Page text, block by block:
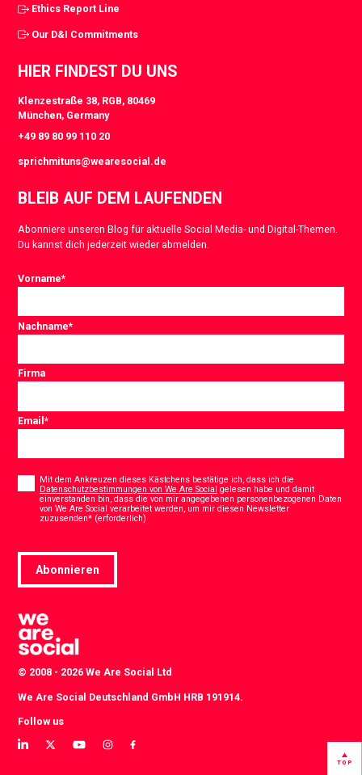
Ethics Report Line
Our D&I Commitments
HIER FINDEST DU UNS
Klenzestraße 38, RGB, 80469
München, Germany
+49 89 80 99 110 20
sprichmituns@wearesocial.de
BLEIB AUF DEM LAUFENDEN
Abonniere unseren Blog für aktuelle Social Media- und Digital-Themen.
Du kannst dich jederzeit wieder abmelden.
Vorname*
Nachname*
Firma
Email*
Mit dem Ankreuzen dieses Kästchens bestätige ich, dass ich die
Datenschutzbestimmungen von We Are Social gelesen habe und damit
einverstanden bin, dass die von mir angegebenen personenbezogenen Daten
von We Are Social verarbeitet werden, um mir diesen Newsletter
zuzusenden* (erforderlich)
Abonnieren
© 2008 - 2026 We Are Social Ltd
We Are Social Deutschland GmbH HRB 191914.
Follow us
View
View
View
View
View
TOP